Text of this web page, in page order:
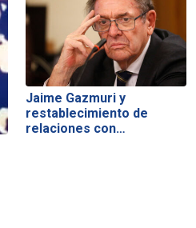
Jaime Gazmuri y
restablecimiento de
relaciones con…